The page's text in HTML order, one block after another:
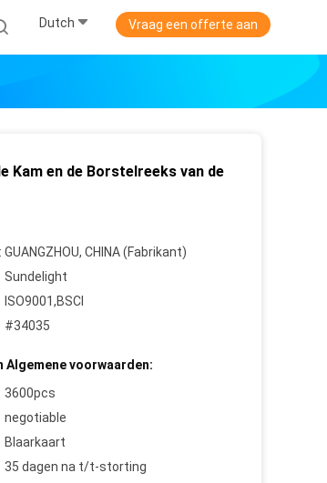
Dutch Vraag een offerte aan
Kam en de Borstelreeks van de
GUANGZHOU, CHINA (Fabrikant)
Sundelight
ISO9001,BSCI
#34035
Algemene voorwaarden:
3600pcs
negotiable
Blaarkaart
35 dagen na t/t-storting